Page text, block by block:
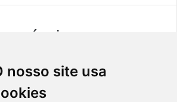
nosso site usa
anúncio
Categoria: Bebé e Criança